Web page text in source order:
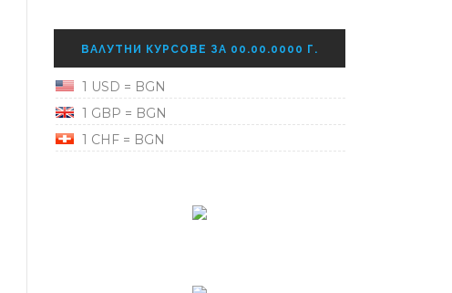
ВАЛУТНИ КУРСОВЕ ЗА 00.00.0000 Г.
1 USD = BGN
1 GBP = BGN
1 CHF = BGN